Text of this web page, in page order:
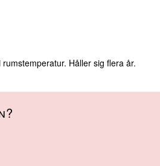
rumstemperatur. Håller sig flera år.